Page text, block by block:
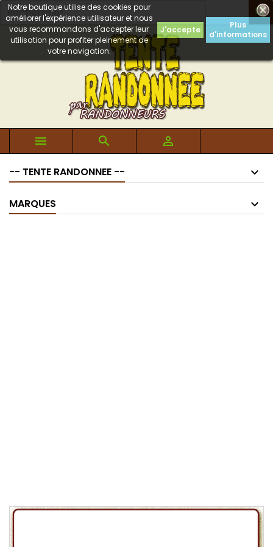

Notre boutique utilise des cookies pour
améliorer l'expérience utilisateur et nous
vous recommandons d'accepter leur
utilisation pour profiter pleinement de
votre navigation.
J'accepte
Plus
d'informations
  
-- TENTE RANDONNEE --
MARQUES